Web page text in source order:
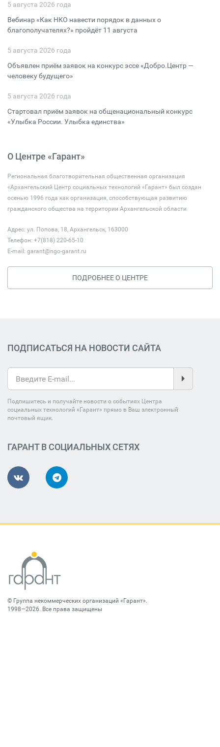
5 августа 2026 года
Вебинар «Как НКО навести порядок в данных о
благополучателях?» пройдёт 11 августа
5 августа 2026 года
Объявлен приём заявок на конкурс эссе «Добро.Центр —
человеку будущего»
5 августа 2026 года
Стартовал приём заявок на общенациональный конкурс
«Улыбка России. Улыбка единства»
О Центре «Гарант»
Региональная благотворительная общественная организация
«Архангельский Центр социальных технологий «Гарант» был создан
осенью 1996 года как организация, способствующая развитию
гражданского общества на территории Архангельской области
Адрес: ул. Попова, 18, Архангельск, 163000
Телефон: +7(818) 220-65-10
E-mail: garant@ngo-garant.ru
ПОДРОБНЕЕ О ЦЕНТРЕ
ПОДПИСАТЬСЯ НА НОВОСТИ САЙТА
Подпишитесь и получайте новости о событиях Центра
социальных технологий «Гарант» прямо в Ваш электронный
почтовый ящик.
ГАРАНТ В СОЦИАЛЬНЫХ СЕТЯХ
© Группа некоммерческих организаций «Гарант».
1998—2026. Все права защищены